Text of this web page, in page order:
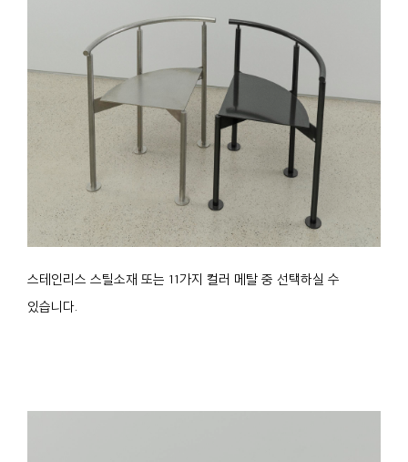
스테인리스 스틸소재 또는 11가지 컬러 메탈 중 선택하실 수
있습니다.